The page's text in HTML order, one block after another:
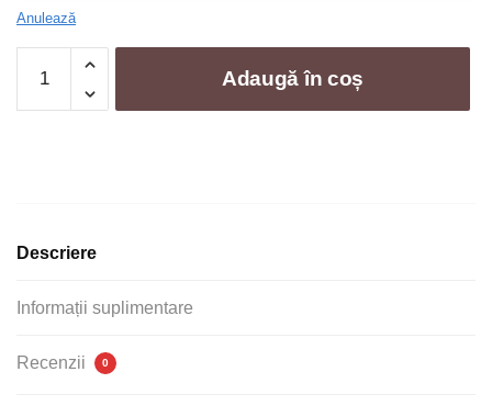
Anulează
10
100%,
Adaugă în coș
Descriere
Informații suplimentare
Recenzii 0